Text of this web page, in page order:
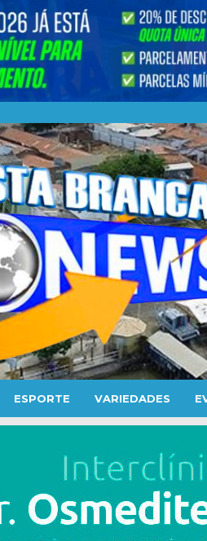
ESPORTE VARIEDADES